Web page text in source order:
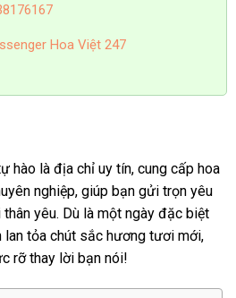
Hoa Việt 247
hào là địa chỉ uy tín, cung cấp hoa
nghiệp, giúp bạn gửi trọn yêu
yêu. Dù là một ngày đặc biệt
lan tỏa chút sắc hương tươi mới,
rỡ thay lời bạn nói!